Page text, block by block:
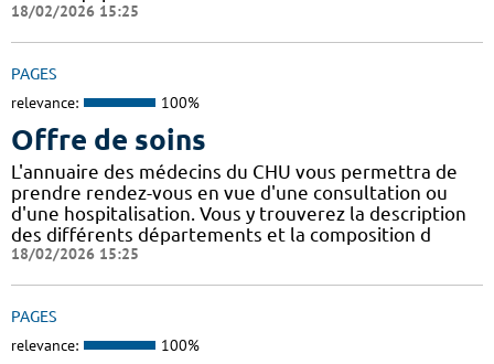
18/02/2026 15:25
PAGES
relevance: 100%
Offre de soins
L'annuaire des médecins du CHU vous permettra de
prendre rendez-vous en vue d'une consultation ou
d'une hospitalisation. Vous y trouverez la description
des différents départements et la composition d
18/02/2026 15:25
PAGES
relevance: 100%